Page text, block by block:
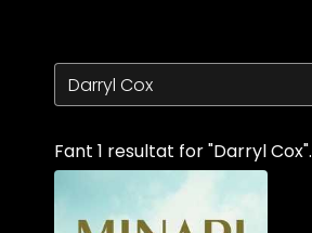
Fant 1 resultat for "Darryl Cox".